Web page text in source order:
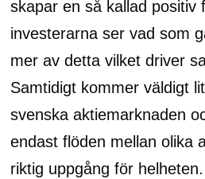
skapar en så kallad positiv
investerarna ser vad som
mer av detta vilket driver
Samtidigt kommer väldigt
svenska aktiemarknaden
endast flöden mellan olika
riktig uppgång för